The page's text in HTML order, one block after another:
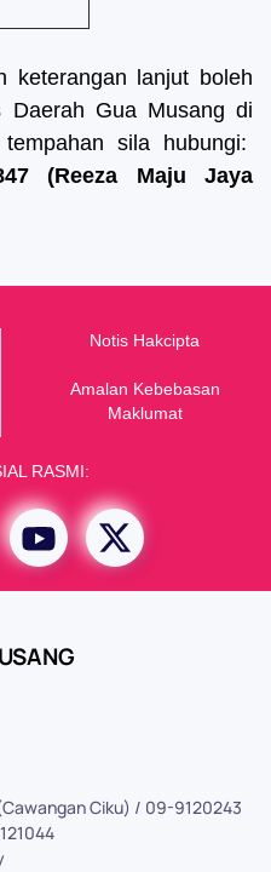
keterangan lanjut boleh
Daerah Gua Musang di
sila hubungi:
(Reeza Maju Jaya
Notis Hakcipta
Amalan Kebebasan
Maklumat
RASMI:
Ciku) / 09-9120243